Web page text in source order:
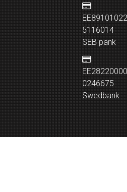
5116014
SEB pank
0246675
Swedbank